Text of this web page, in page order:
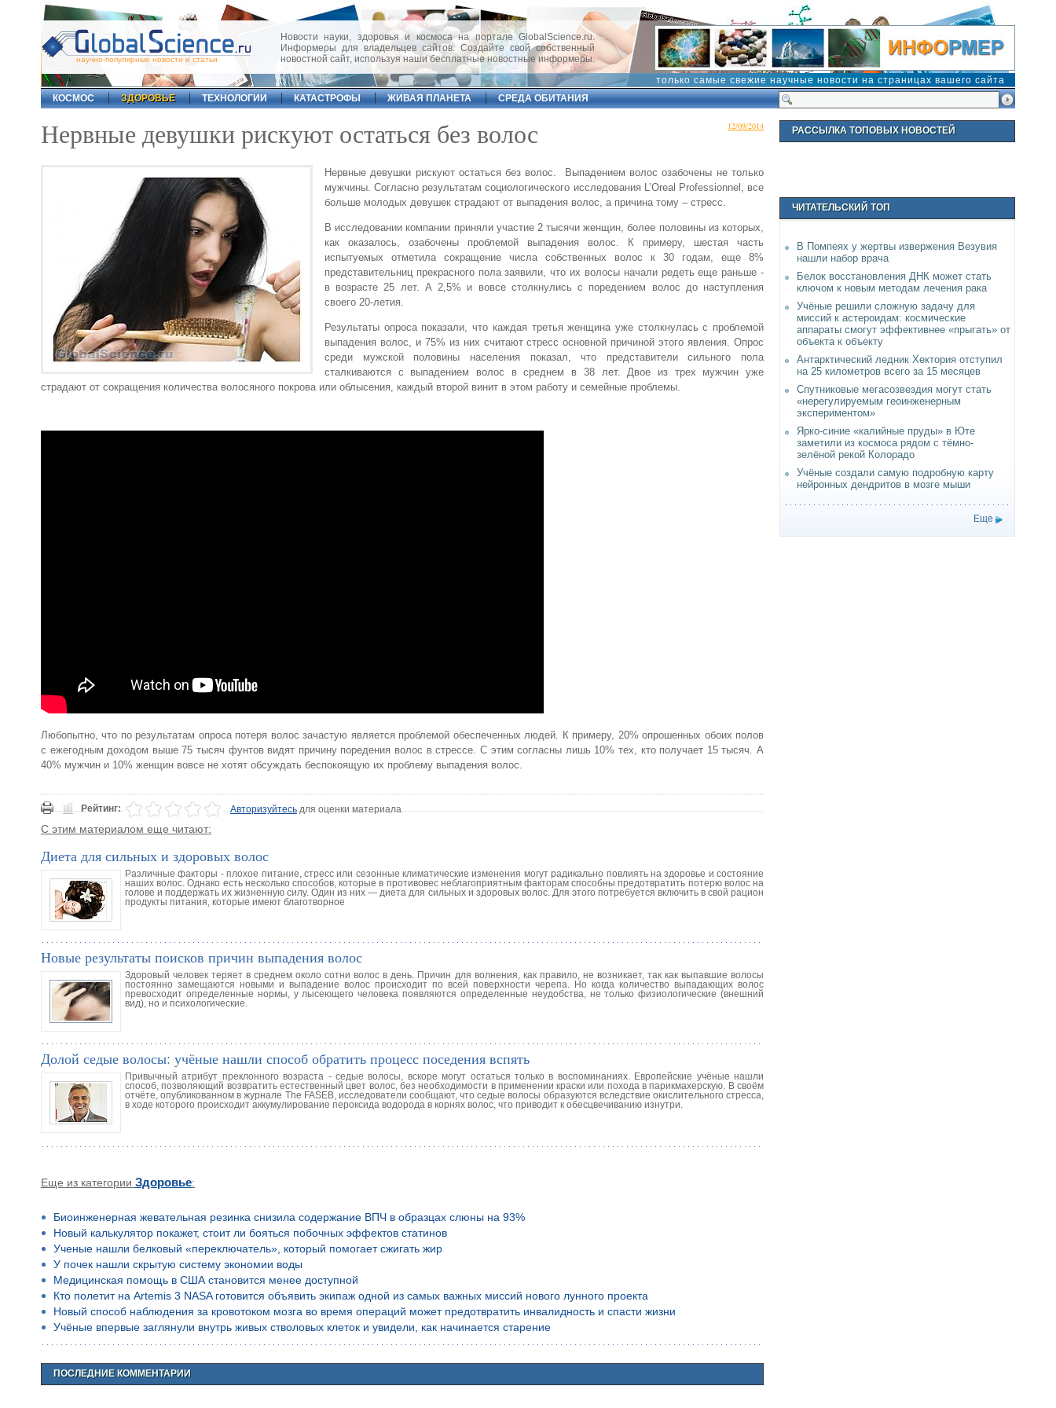
научно-популярные новости и статьи
Новости науки, здоровья и космоса на портале GlobalScience.ru.
Информеры для владельцев сайтов. Создайте свой собственный
новостной сайт, используя наши бесплатные новостные информеры.
только самые свежие научные новости на страницах вашего сайта
КОСМОС
ЗДОРОВЬЕ ТЕХНОЛОГИИ КАТАСТРОФЫ ЖИВАЯ ПЛАНЕТА СРЕДА ОБИТАНИЯ
12/09/2014
Нервные девушки рискуют остаться без волос
Нервные девушки рискуют остаться без волос. Выпадением волос озабочены не только
мужчины. Согласно результатам социологического исследования L’Oreal Professionnel, все
больше молодых девушек страдают от выпадения волос, а причина тому – стресс.
В исследовании компании приняли участие 2 тысячи женщин, более половины из которых,
как оказалось, озабочены проблемой выпадения волос. К примеру, шестая часть
испытуемых отметила сокращение числа собственных волос к 30 годам, еще 8%
представительниц прекрасного пола заявили, что их волосы начали редеть еще раньше -
в возрасте 25 лет. А 2,5% и вовсе столкнулись с поредением волос до наступления
своего 20-летия.
Результаты опроса показали, что каждая третья женщина уже столкнулась с проблемой
выпадения волос, и 75% из них считают стресс основной причиной этого явления. Опрос
среди мужской половины населения показал, что представители сильного пола
сталкиваются с выпадением волос в среднем в 38 лет. Двое из трех мужчин уже
страдают от сокращения количества волосяного покрова или облысения, каждый второй винит в этом работу и семейные проблемы.
Любопытно, что по результатам опроса потеря волос зачастую является проблемой обеспеченных людей. К примеру, 20% опрошенных обоих полов
с ежегодным доходом выше 75 тысяч фунтов видят причину поредения волос в стрессе. С этим согласны лишь 10% тех, кто получает 15 тысяч. А
40% мужчин и 10% женщин вовсе не хотят обсуждать беспокоящую их проблему выпадения волос.
Рейтинг: Авторизуйтесьдля оценки материала
С этим материалом еще читают:
Диета для сильных и здоровых волос
Различные факторы - плохое питание, стресс или сезонные климатические изменения могут радикально повлиять на здоровье и состояние
наших волос. Однако есть несколько способов, которые в противовес неблагоприятным факторам способны предотвратить потерю волос на
голове и поддержать их жизненную силу. Один из них — диета для сильных и здоровых волос. Для этого потребуется включить в свой рацион
продукты питания, которые имеют благотворное
Новые результаты поисков причин выпадения волос
Здоровый человек теряет в среднем около сотни волос в день. Причин для волнения, как правило, не возникает, так как выпавшие волосы
постоянно замещаются новыми и выпадение волос происходит по всей поверхности черепа. Но когда количество выпадающих волос
превосходит определенные нормы, у лысеющего человека появляются определенные неудобства, не только физиологические (внешний
вид), но и психологические.
Долой седые волосы: учёные нашли способ обратить процесс поседения вспять
Привычный атрибут преклонного возраста - седые волосы, вскоре могут остаться только в воспоминаниях. Европейские учёные нашли
способ, позволяющий возвратить естественный цвет волос, без необходимости в применении краски или похода в парикмахерскую. В своём
отчёте, опубликованном в журнале The FASEB, исследователи сообщают, что седые волосы образуются вследствие окислительного стресса,
в ходе которого происходит аккумулирование пероксида водорода в корнях волос, что приводит к обесцвечиванию изнутри.
Еще из категории Здоровье:
Биоинженерная жевательная резинка снизила содержание ВПЧ в образцах слюны на 93%
Новый калькулятор покажет, стоит ли бояться побочных эффектов статинов
Ученые нашли белковый «переключатель», который помогает сжигать жир
У почек нашли скрытую систему экономии воды
Медицинская помощь в США становится менее доступной
Кто полетит на Artemis 3 NASA готовится объявить экипаж одной из самых важных миссий нового лунного проекта
Новый способ наблюдения за кровотоком мозга во время операций может предотвратить инвалидность и спасти жизни
Учёные впервые заглянули внутрь живых стволовых клеток и увидели, как начинается старение
ПОСЛЕДНИЕ КОММЕНТАРИИ
РАССЫЛКА ТОПОВЫХ НОВОСТЕЙ
ЧИТАТЕЛЬСКИЙ ТОП
В Помпеях у жертвы извержения Везувия
нашли набор врача
Белок восстановления ДНК может стать
ключом к новым методам лечения рака
Учёные решили сложную задачу для
миссий к астероидам: космические
аппараты смогут эффективнее «прыгать» от
объекта к объекту
Антарктический ледник Хектория отступил
на 25 километров всего за 15 месяцев
Спутниковые мегасозвездия могут стать
«нерегулируемым геоинженерным
экспериментом»
Ярко-синие «калийные пруды» в Юте
заметили из космоса рядом с тёмно-
зелёной рекой Колорадо
Учёные создали самую подробную карту
нейронных дендритов в мозге мыши
Еще